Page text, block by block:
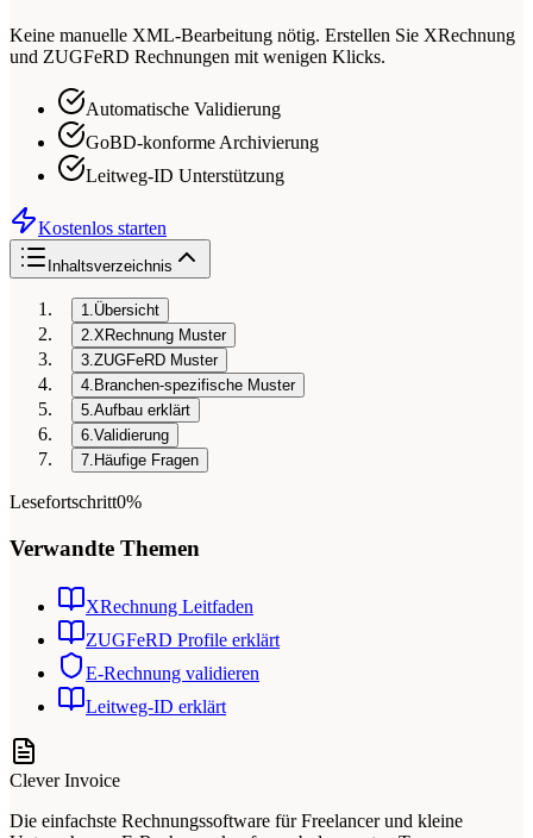
Keine manuelle XML-Bearbeitung nötig. Erstellen Sie XRechnung
und ZUGFeRD Rechnungen mit wenigen Klicks.
Automatische Validierung
GoBD-konforme Archivierung
Leitweg-ID Unterstützung
Kostenlos starten
Inhaltsverzeichnis
1.Übersicht
2.XRechnung Muster
3.ZUGFeRD Muster
4. Branchen-spezifische Muster
5.Aufbau erklärt
6.Validierung
7. Häufige Fragen
Lesefortschritt0%
Verwandte Themen
XRechnung Leitfaden
ZUGFeRD Profile erklärt
E-Rechnung validieren
Leitweg-ID erklärt
Clever Invoice
Die einfachste Rechnungssoftware für Freelancer und kleine